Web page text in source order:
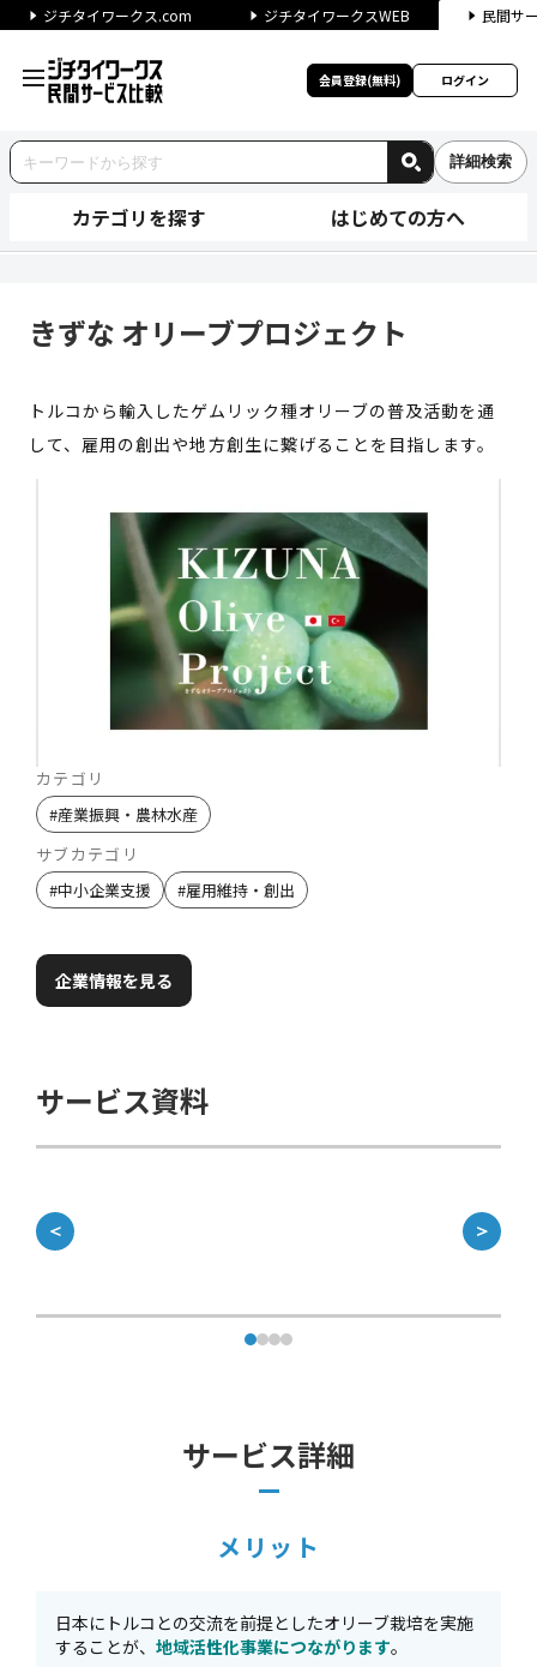
ジチタイワークス.com ジチタイワークスWEB 民間サ
会員登録(無料) ログイン
詳細検索
カテゴリを探す はじめての方へ
きずな オリーブプロジェクト
トルコから輸入したゲムリック種オリーブの普及活動を通
して、雇用の創出や地方創生に繋げることを目指します。
カテゴリ
#産業振興・農林水産
サブカテゴリ
#中小企業支援 #雇用維持・創出
企業情報を見る
サービス資料
＜ ＞
サービス詳細
メリット
日本にトルコとの交流を前提としたオリーブ栽培を実施
することが、 地域活性化事業につながります。